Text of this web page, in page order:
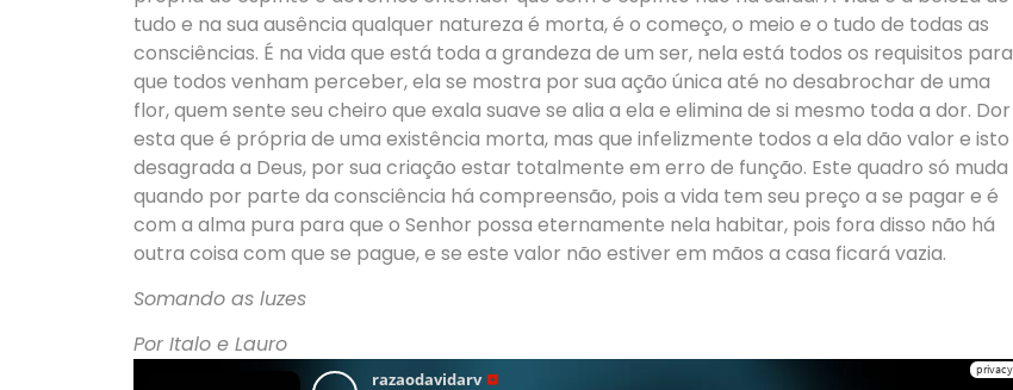
tudo e na sua ausência qualquer natureza é morta, é o começo, o meio e o tudo de todas as
consciências. É na vida que está toda a grandeza de um ser, nela está todos os requisitos para
que todos venham perceber, ela se mostra por sua ação única até no desabrochar de uma
flor, quem sente seu cheiro que exala suave se alia a ela e elimina de si mesmo toda a dor. Dor
esta que é própria de uma existência morta, mas que infelizmente todos a ela dão valor e isto
desagrada a Deus, por sua criação estar totalmente em erro de função. Este quadro só muda
quando por parte da consciência há compreensão, pois a vida tem seu preço a se pagar e é
com a alma pura para que o Senhor possa eternamente nela habitar, pois fora disso não há
outra coisa com que se pague, e se este valor não estiver em mãos a casa ficará vazia.
Somando as luzes
Por Italo e Lauro